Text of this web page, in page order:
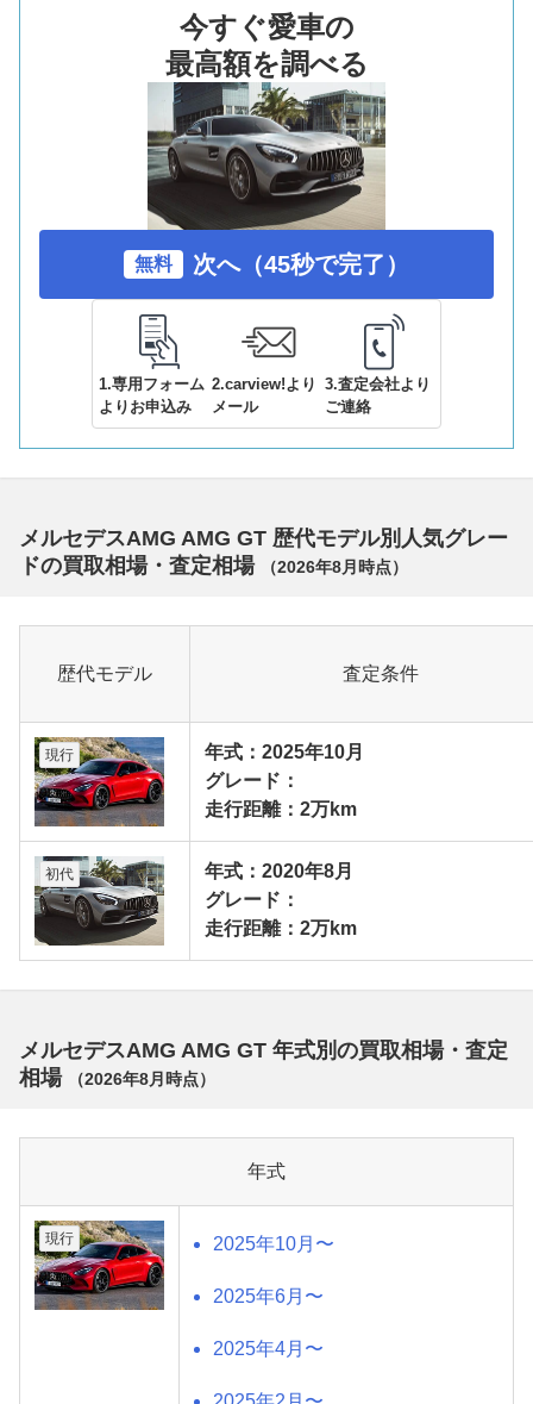
今すぐ愛車の
最高額を調べる
無料 次へ（45秒で完了）
1.専用フォーム
よりお申込み
2.carview!より
メール
3.査定会社より
ご連絡
メルセデスAMG AMG GT 歴代モデル別人気グレー
ドの買取相場・査定相場
（2026年8月 時点）
歴代モデル 査定条件
現行
年式：2025年10月
グレード：
走行距離：2万km
初代
年式：2020年8月
グレード：
走行距離：2万km
メルセデスAMG AMG GT 年式別の買取相場・査定
相場
（2026年8月 時点）
年式
現行 2025年10月〜
2025年6月〜
2025年4月〜